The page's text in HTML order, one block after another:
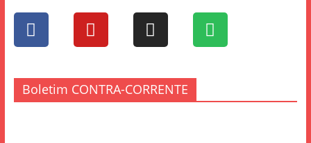
Boletim CONTRA-CORRENTE